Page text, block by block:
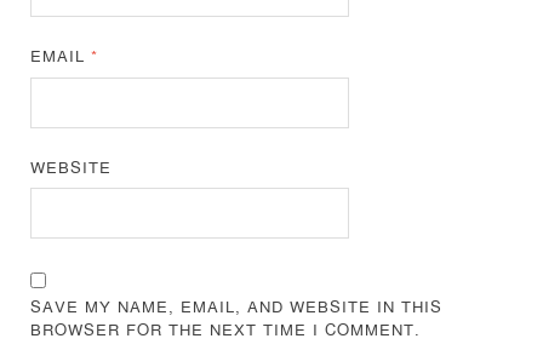
EMAIL*
WEBSITE
SAVE MY NAME, EMAIL, AND WEBSITE IN THIS
BROWSER FOR THE NEXT TIME I COMMENT.